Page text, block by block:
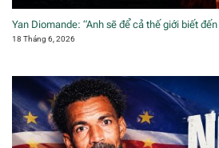
Yan Diomande: “Anh sẽ để cả thế giới biết
18 Tháng 6, 2026